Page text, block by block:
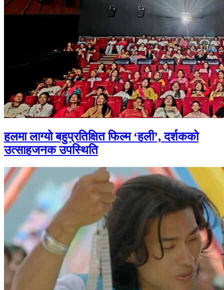
हलमा लाग्यो बहुप्रतिक्षित फिल्म ‘हली’, दर्शकको
उत्साहजनक उपस्थिति